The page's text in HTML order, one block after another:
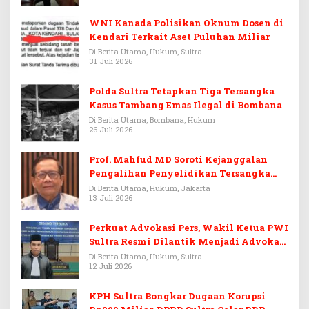
WNI Kanada Polisikan Oknum Dosen di
Kendari Terkait Aset Puluhan Miliar
Di Berita Utama, Hukum, Sultra
31 Juli 2026
Polda Sultra Tetapkan Tiga Tersangka
Kasus Tambang Emas Ilegal di Bombana
Di Berita Utama, Bombana, Hukum
26 Juli 2026
Prof. Mahfud MD Soroti Kejanggalan
Pengalihan Penyelidikan Tersangka
Febrie Adriansyah
Di Berita Utama, Hukum, Jakarta
13 Juli 2026
Perkuat Advokasi Pers, Wakil Ketua PWI
Sultra Resmi Dilantik Menjadi Advokat
PERADI
Di Berita Utama, Hukum, Sultra
12 Juli 2026
KPH Sultra Bongkar Dugaan Korupsi